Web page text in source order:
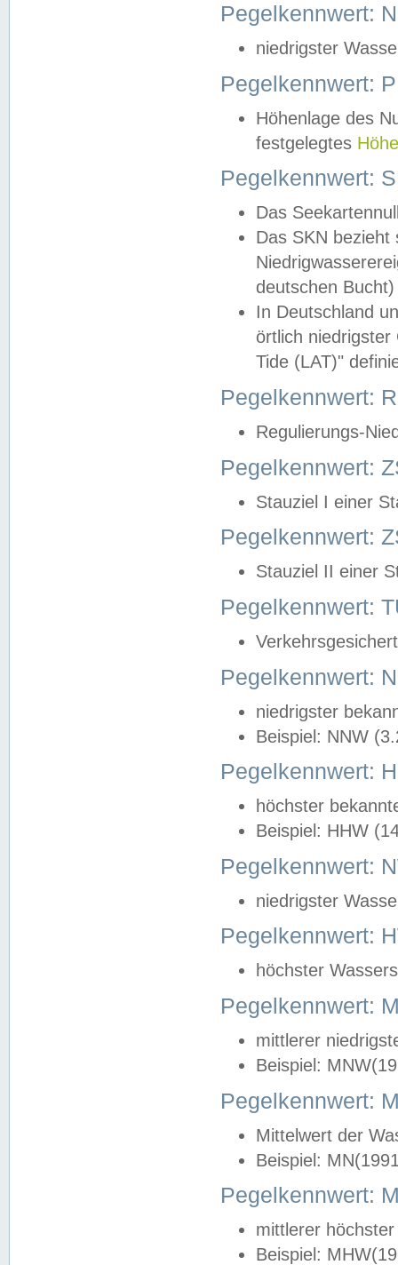
Pegelkennwert:
niedrigster
Pegelkennwert:
Höhenlage des
festgelegtes
Pegelkennwert:
Das
Das SKN
deutschen
In Deutschland
örtlich
Tide (LAT)"
Pegelkennwert:
Regulierungs-
Pegelkennwert:
Stauziel I einer
Pegelkennwert:
Stauziel II einer
Pegelkennwert:
Pegelkennwert:
niedrigster
Beispiel: NNW
Pegelkennwert:
höchster
Beispiel: HHW
Pegelkennwert:
niedrigster
Pegelkennwert:
höchster
Pegelkennwert:
mittlerer
Beispiel:
Pegelkennwert:
Mittelwert der
Beispiel:
Pegelkennwert:
mittlerer
Beispiel: